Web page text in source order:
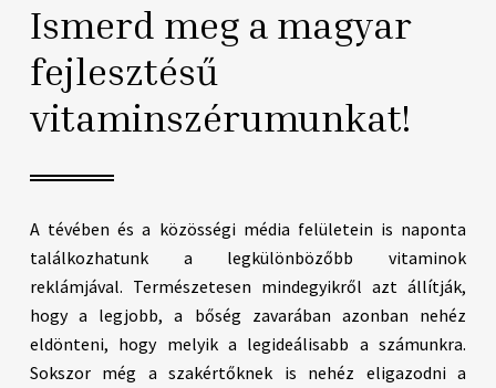
Ismerd meg a magyar
fejlesztésű
vitaminszérumunkat!
A tévében és a közösségi média felületein is naponta
találkozhatunk a legkülönbözőbb vitaminok
reklámjával. Természetesen mindegyikről azt állítják,
hogy a legjobb, a bőség zavarában azonban nehéz
eldönteni, hogy melyik a legideálisabb a számunkra.
Sokszor még a szakértőknek is nehéz eligazodni a